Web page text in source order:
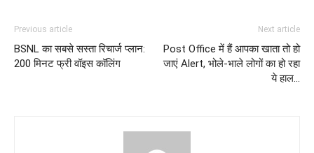
Previous article
BSNL का सबसे सस्ता रिचार्ज प्लान:
200 मिनट फ्री वॉइस कॉलिंग
Next article
Post Office में हैं आपका खाता तो हो
जाएं Alert, भोले-भाले लोगों का हो रहा
ये हाल…